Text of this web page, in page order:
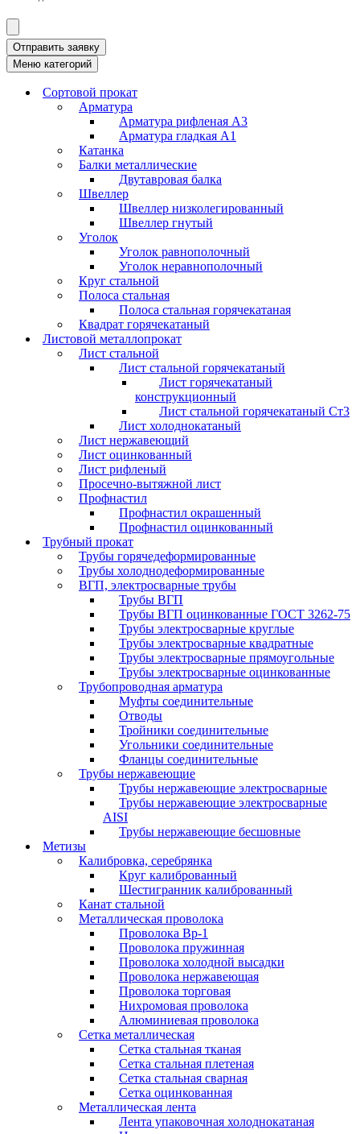
Отправить заявку
Меню категорий
Сортовой прокат
Арматура
Арматура рифленая А3
Арматура гладкая А1
Катанка
Балки металлические
Двутавровая балка
Швеллер
Швеллер низколегированный
Швеллер гнутый
Уголок
Уголок равнополочный
Уголок неравнополочный
Круг стальной
Полоса стальная
Полоса стальная горячекатаная
Квадрат горячекатаный
Листовой металлопрокат
Лист стальной
Лист стальной горячекатаный
Лист горячекатаный
конструкционный
Лист стальной горячекатаный Ст3
Лист холоднокатаный
Лист нержавеющий
Лист оцинкованный
Лист рифленый
Просечно-вытяжной лист
Профнастил
Профнастил окрашенный
Профнастил оцинкованный
Трубный прокат
Трубы горячедеформированные
Трубы холоднодеформированные
ВГП, электросварные трубы
Трубы ВГП
Трубы ВГП оцинкованные ГОСТ 3262-75
Трубы электросварные круглые
Трубы электросварные квадратные
Трубы электросварные прямоугольные
Трубы электросварные оцинкованные
Трубопроводная арматура
Муфты соединительные
Отводы
Тройники соединительные
Угольники соединительные
Фланцы соединительные
Трубы нержавеющие
Трубы нержавеющие электросварные
Трубы нержавеющие электросварные
AISI
Трубы нержавеющие бесшовные
Метизы
Калибровка, серебрянка
Круг калиброванный
Шестигранник калиброванный
Канат стальной
Металлическая проволока
Проволока Вр-1
Проволока пружинная
Проволока холодной высадки
Проволока нержавеющая
Проволока торговая
Нихромовая проволока
Алюминиевая проволока
Сетка металлическая
Сетка стальная тканая
Сетка стальная плетеная
Сетка стальная сварная
Сетка оцинкованная
Металлическая лента
Лента упаковочная холоднокатаная